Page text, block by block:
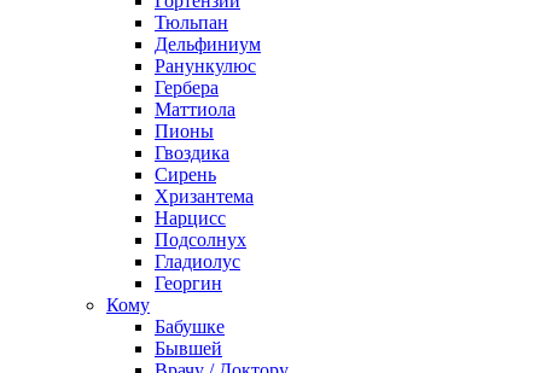
Тюльпан
Дельфиниум
Ранункулюс
Гербера
Маттиола
Пионы
Гвоздика
Сирень
Хризантема
Нарцисс
Подсолнух
Гладиолус
Георгин
Кому
Бабушке
Бывшей